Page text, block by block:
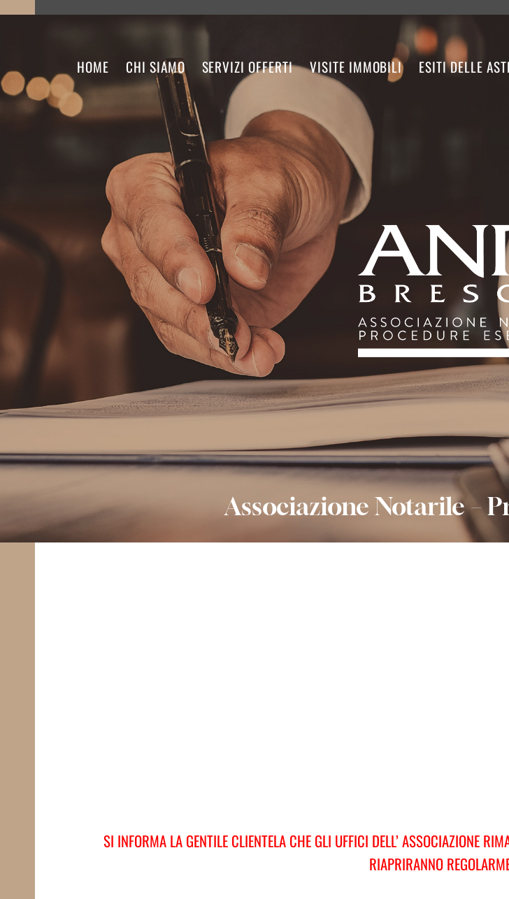
HOME CHI SIAMO SERVIZI OFFERTI VISITE IMMOBILI ESITI DELLE
Associazione Notarile –
SI INFORMA LA GENTILE CLIENTELA CHE GLI UFFICI DELL’ ASSOCIAZIONE
RIAPRIRANNO